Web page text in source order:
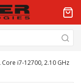
Core i7-12700, 2.10 GHz